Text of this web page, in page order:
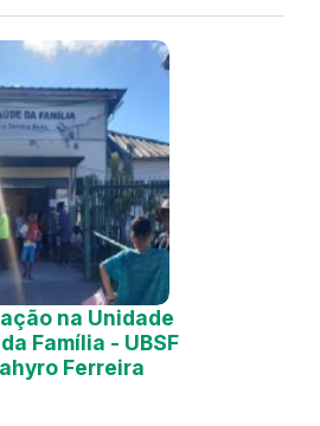
na Unidade
Família - UBSF
Ferreira